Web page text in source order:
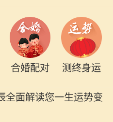
合婚配对 测终身运
全面解读您一生运势变